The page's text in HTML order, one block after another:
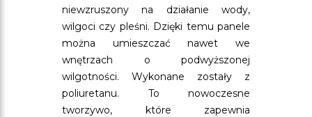
niewzruszony na działanie wody,
wilgoci czy pleśni. Dzięki temu panele
można umieszczać nawet we
wnętrzach o podwyższonej
wilgotności. Wykonane zostały z
poliuretanu. To nowoczesne
tworzywo, które zapewnia